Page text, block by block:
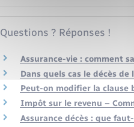
Questions ? Réponses !
Assurance-vie : comment
Dans quels cas le décès
Peut-on modifier la clause
Impôt sur le revenu –
Assurance décès : que